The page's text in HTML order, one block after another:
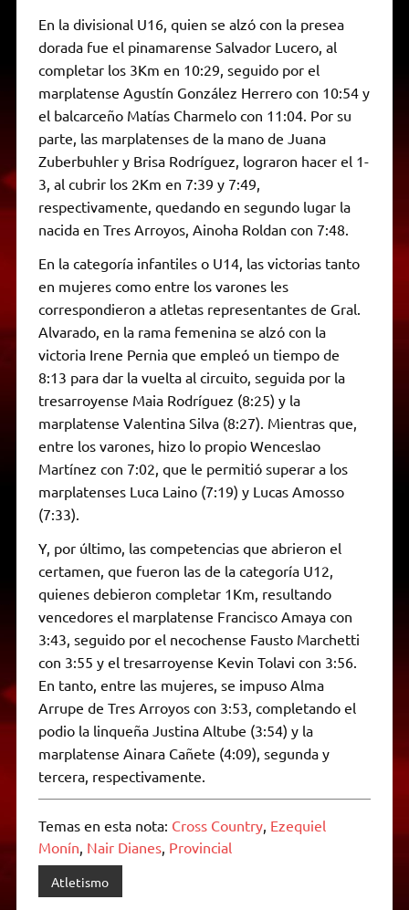
En la divisional U16, quien se alzó con la presea
dorada fue el pinamarense Salvador Lucero, al
completar los 3Km en 10:29, seguido por el
marplatense Agustín González Herrero con 10:54 y
el balcarceño Matías Charmelo con 11:04. Por su
parte, las marplatenses de la mano de Juana
Zuberbuhler y Brisa Rodríguez, lograron hacer el 1-
3, al cubrir los 2Km en 7:39 y 7:49,
respectivamente, quedando en segundo lugar la
nacida en Tres Arroyos, Ainoha Roldan con 7:48.
En la categoría infantiles o U14, las victorias tanto
en mujeres como entre los varones les
correspondieron a atletas representantes de Gral.
Alvarado, en la rama femenina se alzó con la
victoria Irene Pernia que empleó un tiempo de
8:13 para dar la vuelta al circuito, seguida por la
tresarroyense Maia Rodríguez (8:25) y la
marplatense Valentina Silva (8:27). Mientras que,
entre los varones, hizo lo propio Wenceslao
Martínez con 7:02, que le permitió superar a los
marplatenses Luca Laino (7:19) y Lucas Amosso
(7:33).
Y, por último, las competencias que abrieron el
certamen, que fueron las de la categoría U12,
quienes debieron completar 1Km, resultando
vencedores el marplatense Francisco Amaya con
3:43, seguido por el necochense Fausto Marchetti
con 3:55 y el tresarroyense Kevin Tolavi con 3:56.
En tanto, entre las mujeres, se impuso Alma
Arrupe de Tres Arroyos con 3:53, completando el
podio la linqueña Justina Altube (3:54) y la
marplatense Ainara Cañete (4:09), segunda y
tercera, respectivamente.
Temas en esta nota: Cross Country, Ezequiel
Monín Nair Dianes, Provincial
Atletismo